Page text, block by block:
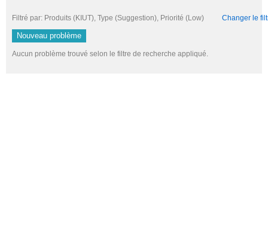
Filtré par: Produits (KIUT), Type (Suggestion), Priorité (Low) Changer le
Nouveau problème
Aucun problème trouvé selon le filtre de recherche appliqué.